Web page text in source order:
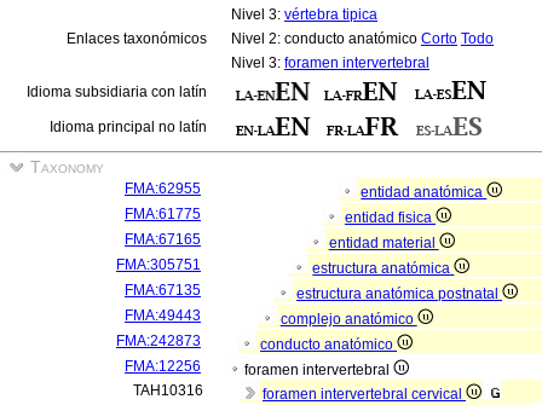
Nivel 3: vértebra tipica
Enlaces taxonómicos
Nivel 2: conducto anatómico Corto Todo
Nivel 3: foramen intervertebral
Idioma subsidiaria con latín
Idioma principal no latín
Taxonomy
FMA:62955
entidad anatómica
FMA:61775
entidad fisica
FMA:67165
entidad material
FMA:305751
estructura anatómica
FMA:67135
estructura anatómica postnatal
FMA:49443
complejo anatómico
FMA:242873
conducto anatómico
FMA:12256
foramen intervertebral
TAH10316
foramen intervertebral cervical